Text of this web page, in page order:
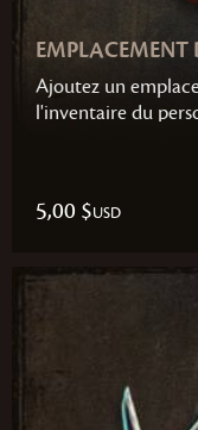
EMPLACEMENT
Ajoutez un
l'inventaire du
5,00 $USD